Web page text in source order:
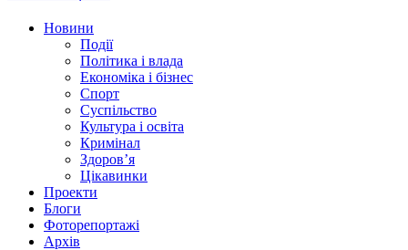
Новини
Події
Політика і влада
Економіка і бізнес
Спорт
Суспільство
Культура і освіта
Кримінал
Здоров’я
Цікавинки
Проекти
Блоги
Фоторепортажі
Архів